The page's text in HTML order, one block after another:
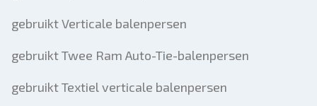
gebruikt Verticale balenpersen
gebruikt Twee Ram Auto-Tie-balenpersen
gebruikt Textiel verticale balenpersen